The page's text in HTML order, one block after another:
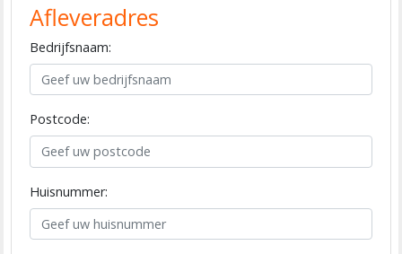
Afleveradres
Bedrijfsnaam:
Postcode:
Huisnummer: